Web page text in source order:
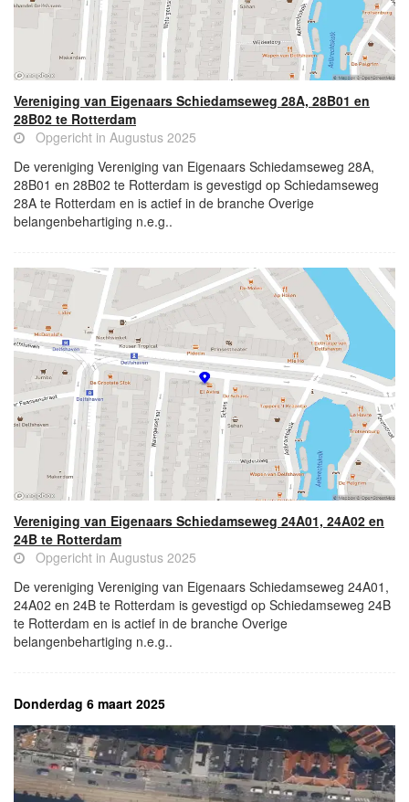
Vereniging van Eigenaars Schiedamseweg 28A, 28B01 en
28B02 te Rotterdam
Opgericht in Augustus 2025
De vereniging Vereniging van Eigenaars Schiedamseweg 28A,
28B01 en 28B02 te Rotterdam is gevestigd op Schiedamseweg
28A te Rotterdam en is actief in de branche Overige
belangenbehartiging n.e.g..
Vereniging van Eigenaars Schiedamseweg 24A01, 24A02 en
24B te Rotterdam
Opgericht in Augustus 2025
De vereniging Vereniging van Eigenaars Schiedamseweg 24A01,
24A02 en 24B te Rotterdam is gevestigd op Schiedamseweg 24B
te Rotterdam en is actief in de branche Overige
belangenbehartiging n.e.g..
Donderdag 6 maart 2025